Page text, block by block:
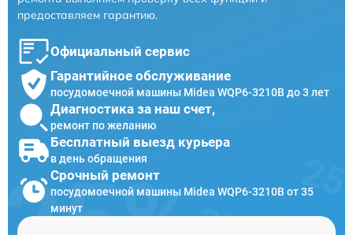
предоставляем гарантию.
Официальный сервис
Гарантийное обслуживание
посудомоечной машины Midea WQP6-3210B до 3 лет
Диагностика за наш счет,
ремонт по желанию
Бесплатный выезд курьера
в день обращения
Срочный ремонт
посудомоечной машины Midea WQP6-3210B от 35
минут